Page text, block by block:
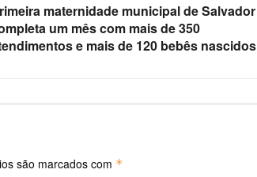
maternidade municipal de Salvador
um mês com mais de 350
e mais de 120 bebês nascidos
são marcados com *